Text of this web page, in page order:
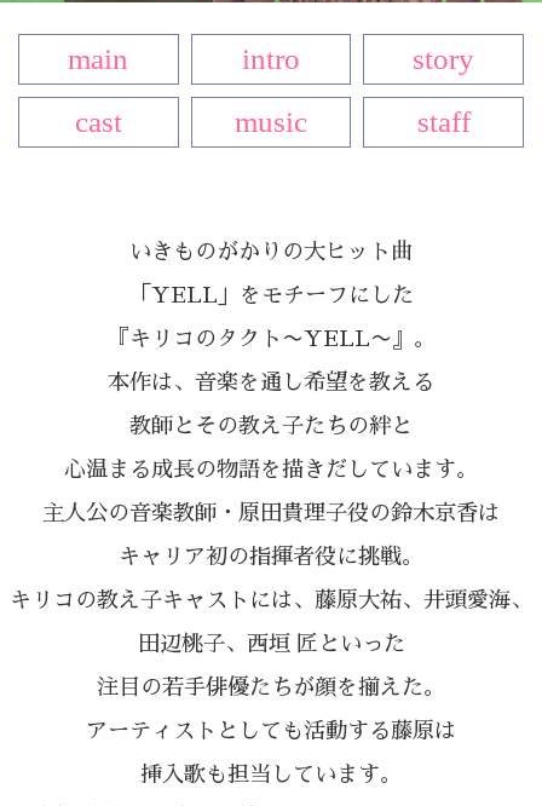
main intro
story
cast
music staff
いきものがかりの大ヒット曲
「YELL」をモチーフにした
『キリコのタクト〜YELL〜』。
本作は、音楽を通し希望を教える
教師とその教え子たちの絆と
心温まる成長の物語を描きだしています。
主人公の音楽教師・ 原田貴理子役の鈴木京香は
キャリア初の指揮者役に挑戦。
キリコの教え子キャストには、 藤原大祐、井頭愛海、
田辺桃子、西垣 匠といった
注目の若手俳優たちが顔を揃えた。
アーティストとしても活動する藤原は
挿入歌も担当しています。